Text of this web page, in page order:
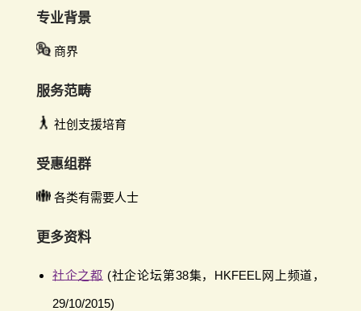
专业背景
商界
服务范畴
社创支援培育
受惠组群
各类有需要人士
更多资料
社企之都 (社企论坛第38集，HKFEEL网上频道，
29/10/2015)